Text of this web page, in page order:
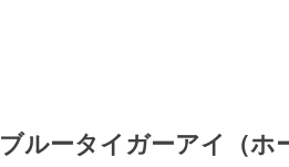
ブルータイガーアイ（ホ